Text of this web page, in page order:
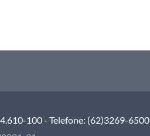
100 - Telefone: (62)3269-6500